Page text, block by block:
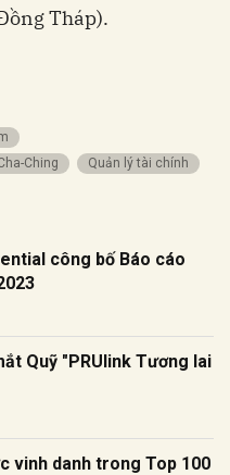
Tháp).
Cha-Ching Quản lý tài chính
công bố Báo cáo
Quỹ "PRUlink Tương lai
vinh danh trong Top 100